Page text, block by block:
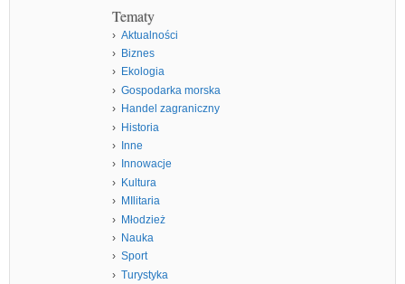
Tematy
Aktualności
Biznes
Ekologia
Gospodarka morska
Handel zagraniczny
Historia
Inne
Innowacje
Kultura
MIlitaria
Młodzież
Nauka
Sport
Turystyka